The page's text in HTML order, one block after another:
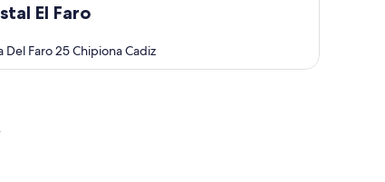
El Faro
Del Faro 25 Chipiona Cadiz